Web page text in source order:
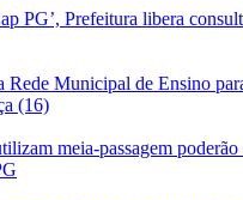
PG’, Prefeitura libera
Rede Municipal de Ensino
(16)
meia-passagem